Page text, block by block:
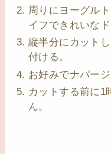
周りにヨーグル
イフできれいな
縦半分にカット
付ける。
お好みでナパー
カットする前に1
ん。